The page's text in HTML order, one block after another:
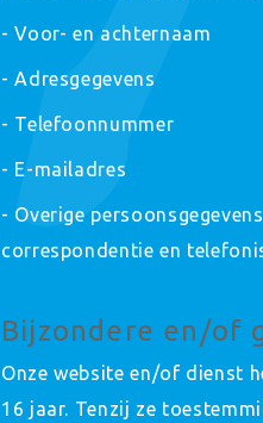
- Voor- en achternaam
- Adresgegevens
- Telefoonnummer
- E-mailadres
- Overige
correspondentie en
Bijzondere en/of
Onze website en/of dienst
16 jaar. Tenzij ze